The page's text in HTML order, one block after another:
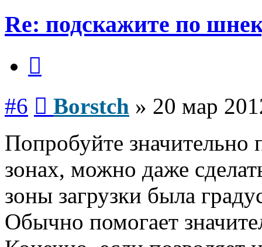
Re: подскажите по
#6 Borstch » 20 мар
Попробуйте значительно
зонах, можно даже
зоны загрузки была
Обычно помогает